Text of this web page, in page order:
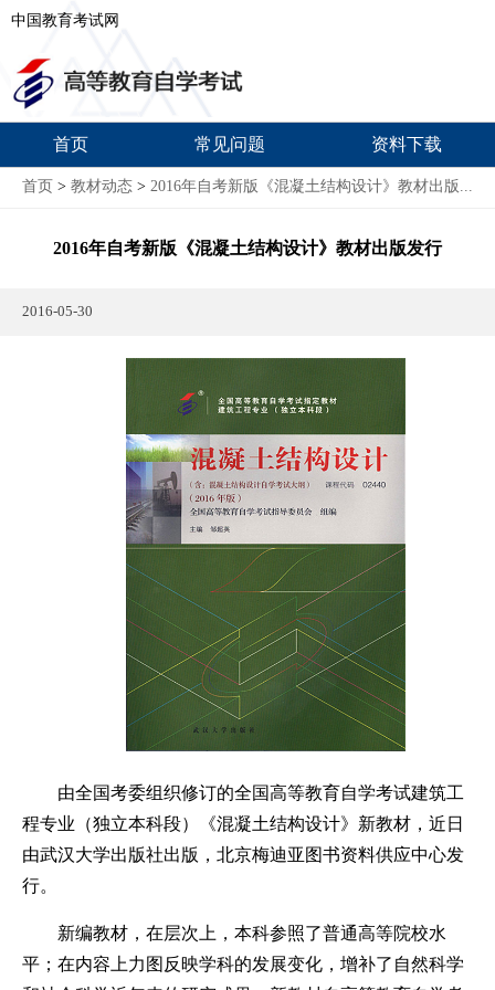
中国教育考试网
首页 常见问题 资料下载
首页 > 教材动态 > 2016年自考新版《混凝土结构设计》教材出版...
2016年自考新版《混凝土结构设计》教材出版发行
2016-05-30
由全国考委组织修订的全国高等教育自学考试建筑工
程专业（独立本科段）《混凝土结构设计》新教材，近日
由武汉大学出版社出版，北京梅迪亚图书资料供应中心发
行。
新编教材，在层次上，本科参照了普通高等院校水
平；在内容上力图反映学科的发展变化，增补了自然科学